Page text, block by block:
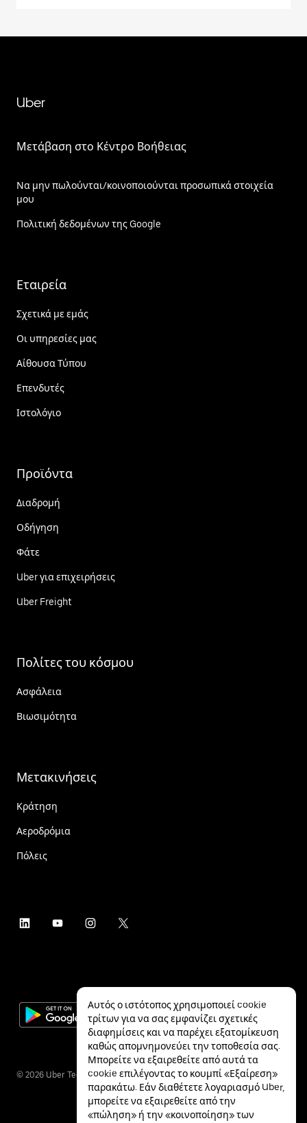
Uber
Μετάβαση στο Κέντρο Βοήθειας
Να μην πωλούνται/κοινοποιούνται προσωπικά στοιχεία
μου
Πολιτική δεδομένων της Google
Εταιρεία
Σχετικά με εμάς
Οι υπηρεσίες μας
Αίθουσα Τύπου
Επενδυτές
Ιστολόγιο
Προϊόντα
Διαδρομή
Οδήγηση
Φάτε
Uber για επιχειρήσεις
Uber Freight
Πολίτες του κόσμου
Ασφάλεια
Βιωσιμότητα
Μετακινήσεις
Κράτηση
Αεροδρόμια
Πόλεις
© 2026 Uber Technologies Inc.
Αυτός ο ιστότοπος χρησιμοποιεί cookie
τρίτων για να σας εμφανίζει σχετικές
διαφημίσεις και να παρέχει εξατομίκευση
καθώς απομνημονεύει την τοποθεσία σας.
Μπορείτε να εξαιρεθείτε από αυτά τα
cookie επιλέγοντας το κουμπί «Εξαίρεση»
παρακάτω. Εάν διαθέτετε λογαριασμό Uber,
μπορείτε να εξαιρεθείτε από την
«πώληση» ή την «κοινοποίηση» των